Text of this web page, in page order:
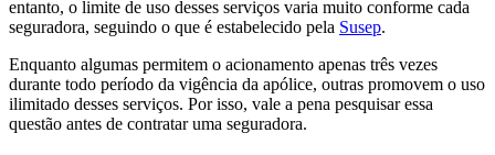
entanto, o limite de uso desses serviços varia muito conforme cada
seguradora, seguindo o que é estabelecido pela Susep.
Enquanto algumas permitem o acionamento apenas três vezes
durante todo período da vigência da apólice, outras promovem o uso
ilimitado desses serviços. Por isso, vale a pena pesquisar essa
questão antes de contratar uma seguradora.